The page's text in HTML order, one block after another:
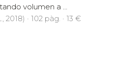
volumen a ...
2018) · 102 pàg. · 13 €